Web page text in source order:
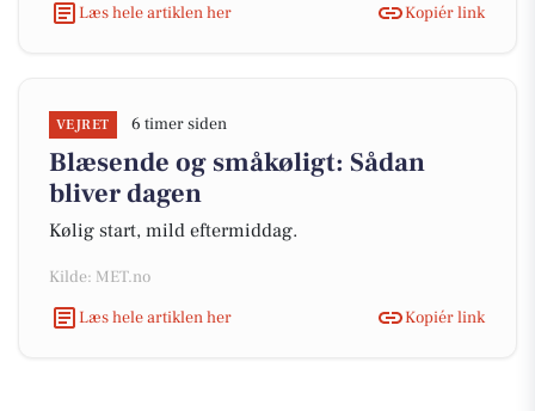
Læs hele artiklen her
Kopiér link
VEJRET 6 timer siden
Blæsende og småkøligt: Sådan
bliver dagen
Kølig start, mild eftermiddag.
Kilde: MET.no
Læs hele artiklen her
Kopiér link